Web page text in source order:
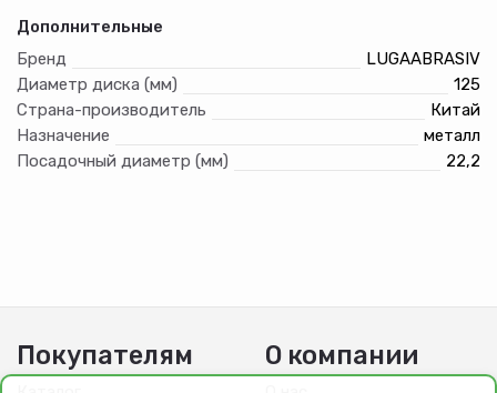
Дополнительные
Бренд
LUGAABRASIV
Диаметр диска (мм)
125
Страна-производитель
Китай
Назначение
металл
Посадочный диаметр (мм)
22,2
Покупателям О компании